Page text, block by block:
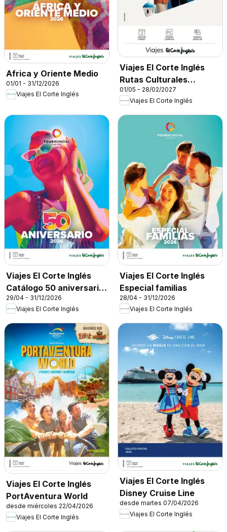
Africa y Oriente Medio
01/01 - 31/12/2026
Viajes El Corte Inglés
Viajes El Corte Inglés
Rutas Culturales
Cantabria
01/05 - 28/02/2027
Viajes El Corte Inglés
Viajes El Corte Inglés
Catálogo 50 aniversario
Tourmundial
29/04 - 31/12/2026
Viajes El Corte Inglés
Viajes El Corte Inglés
Especial familias
28/04 - 31/12/2026
Viajes El Corte Inglés
Viajes El Corte Inglés
PortAventura World
desde miércoles 22/04/2026
Viajes El Corte Inglés
Viajes El Corte Inglés
Disney Cruise Line
desde martes 07/04/2026
Viajes El Corte Inglés